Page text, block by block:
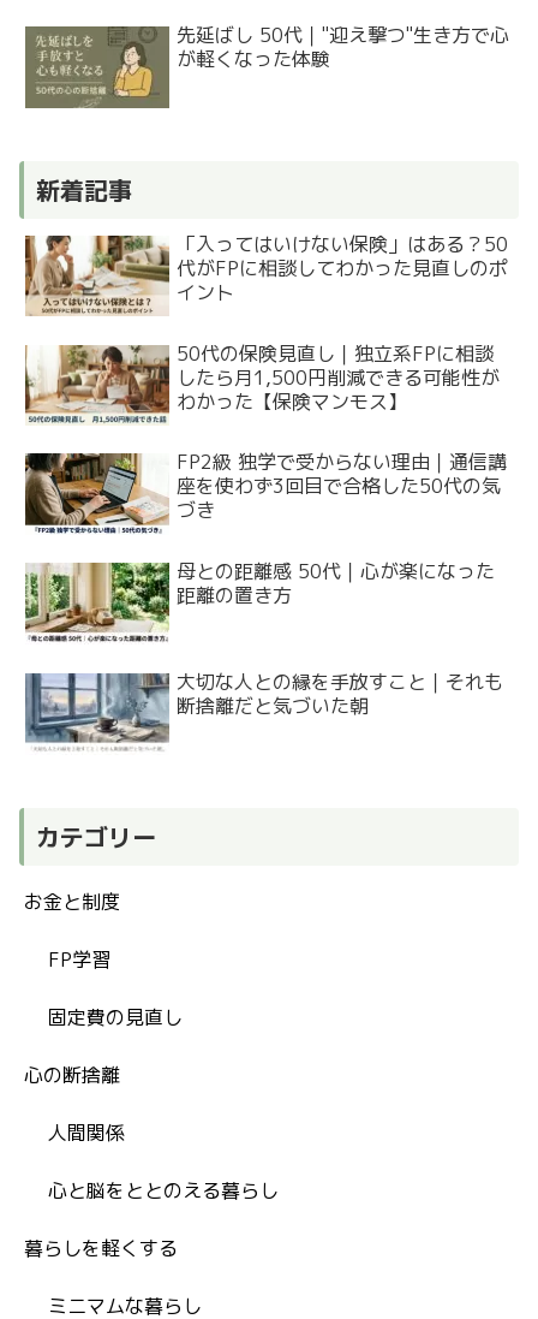
先延ばし 50代｜"迎え撃つ"生き方で心
が軽くなった体験
新着記事
「入ってはいけない保険」はある？50
代がFPに相談してわかった見直しのポ
イント
50代の保険見直し｜独立系FPに相談
したら月1,500円削減できる可能性が
わかった【保険マンモス】
FP2級 独学で受からない理由｜通信講
座を使わず3回目で合格した50代の気
づき
母との距離感 50代｜心が楽になった
距離の置き方
大切な人との縁を手放すこと｜それも
断捨離だと気づいた朝
カテゴリー
お金と制度
FP学習
固定費の見直し
心の断捨離
人間関係
心と脳をととのえる暮らし
暮らしを軽くする
ミニマムな暮らし